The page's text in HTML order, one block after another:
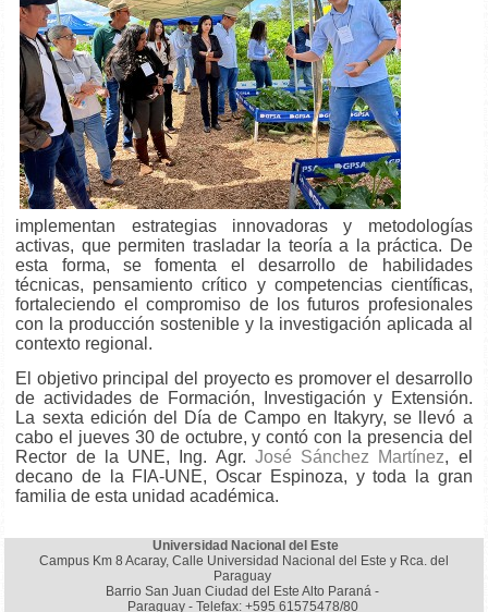
implementan estrategias innovadoras y metodologías
activas, que permiten trasladar la teoría a la práctica. De
esta forma, se fomenta el desarrollo de habilidades
técnicas, pensamiento crítico y competencias científicas,
fortaleciendo el compromiso de los futuros profesionales
con la producción sostenible y la investigación aplicada al
contexto regional.
El objetivo principal del proyecto es promover el desarrollo
de actividades de Formación, Investigación y Extensión.
La sexta edición del Día de Campo en Itakyry, se llevó a
cabo el jueves 30 de octubre, y contó con la presencia del
Rector de la UNE, Ing. Agr. José Sánchez Martínez, el
decano de la FIA-UNE, Oscar Espinoza, y toda la gran
familia de esta unidad académica.
Universidad Nacional del Este
Campus Km 8 Acaray, Calle Universidad Nacional del Este y Rca. del
Paraguay
Barrio San Juan Ciudad del Este Alto Paraná -
Paraguay - Telefax: +595 61575478/80